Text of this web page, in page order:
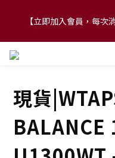
【FLASH SALE
【立即加入會員，每次
【FLASH SALE
現貨
BALANCE